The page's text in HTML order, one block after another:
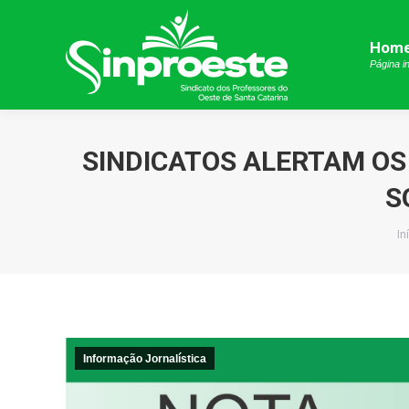
Página
SINDICATOS ALERTAM
Informação Jornalística
Página